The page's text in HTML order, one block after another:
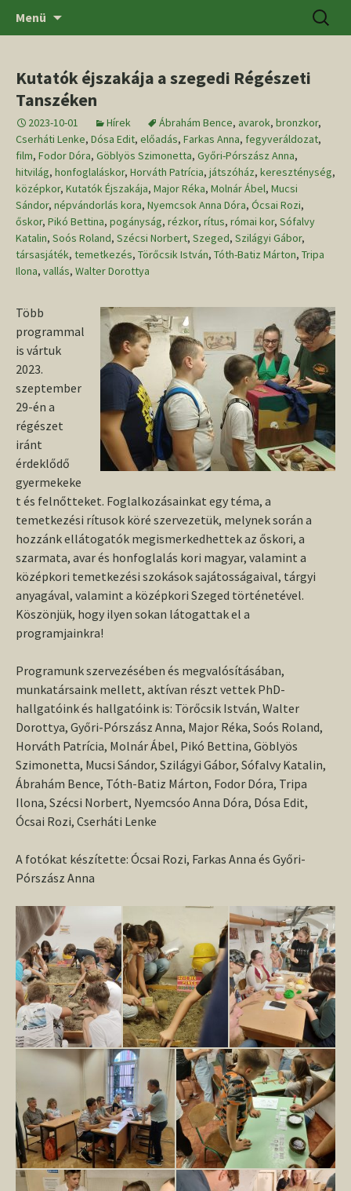
SZTE BTK Régészeti Tanszék
Menü
Kutatók éjszakája a szegedi Régészeti
Tanszéken
2023-10-01 Hírek Ábrahám Bence, avarok, bronzkor,
Cserháti Lenke, Dósa Edit, előadás, Farkas Anna, fegyveráldozat,
film, Fodor Dóra, Göblyös Szimonetta, Győri-Pórszász Anna,
hitvilág, honfoglaláskor, Horváth Patrícia, játszóház, kereszténység,
középkor, Kutatók Éjszakája, Major Réka, Molnár Ábel, Mucsi
Sándor, népvándorlás kora, Nyemcsok Anna Dóra, Ócsai Rozi,
őskor, Pikó Bettina, pogányság, rézkor, rítus, római kor, Sófalvy
Katalin, Soós Roland, Szécsi Norbert, Szeged, Szilágyi Gábor,
társasjáték, temetkezés, Törőcsik István, Tóth-Batiz Márton, Tripa
Ilona, vallás, Walter Dorottya
Több
programmal
is vártuk
2023.
szeptember
29-én a
régészet
iránt
érdeklődő
gyermekeke
t és felnőtteket. Foglalkozásainkat egy téma, a
temetkezési rítusok köré szervezetük, melynek során a
hozzánk ellátogatók megismerkedhettek az őskori, a
szarmata, avar és honfoglalás kori magyar, valamint a
középkori temetkezési szokások sajátosságaival, tárgyi
anyagával, valamint a középkori Szeged történetével.
Köszönjük, hogy ilyen sokan látogattak el a
programjainkra!
Programunk szervezésében és megvalósításában,
munkatársaink mellett, aktívan részt vettek PhD-
hallgatóink és hallgatóink is: Törőcsik István, Walter
Dorottya, Győri-Pórszász Anna, Major Réka, Soós Roland,
Horváth Patrícia, Molnár Ábel, Pikó Bettina, Göblyös
Szimonetta, Mucsi Sándor, Szilágyi Gábor, Sófalvy Katalin,
Ábrahám Bence, Tóth-Batiz Márton, Fodor Dóra, Tripa
Ilona, Szécsi Norbert, Nyemcsóo Anna Dóra, Dósa Edit,
Ócsai Rozi, Cserháti Lenke
A fotókat készítette: Ócsai Rozi, Farkas Anna és Győri-
Pórszász Anna